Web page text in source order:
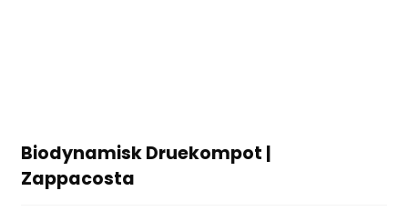
Biodynamisk Druekompot |
Zappacosta